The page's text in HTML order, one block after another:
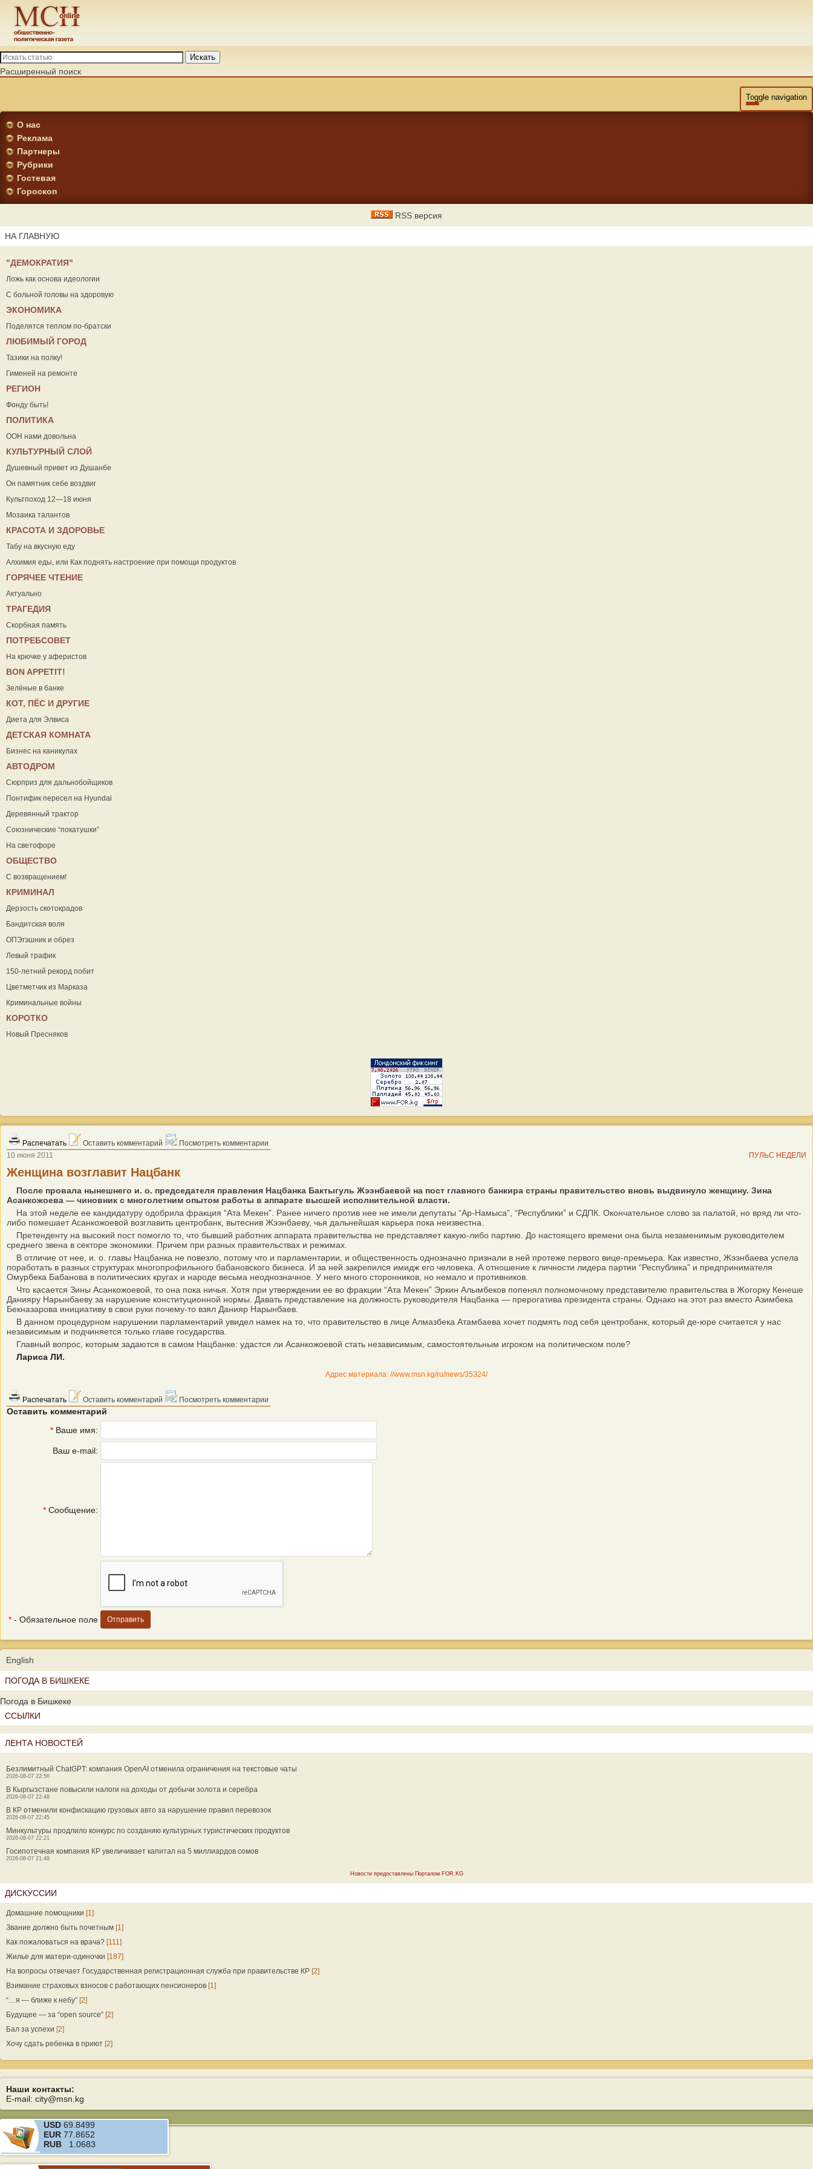
Искать
Расширенный поиск
Toggle navigation
О нас
Реклама
Партнеры
Рубрики
Гостевая
Гороскоп
RSS версия
НА ГЛАВНУЮ
"ДЕМОКРАТИЯ"
Ложь как основа идеологии
С больной головы на здоровую
ЭКОНОМИКА
Поделятся теплом по-братски
ЛЮБИМЫЙ ГОРОД
Тазики на полку!
Гименей на ремонте
РЕГИОН
Фонду быть!
ПОЛИТИКА
ООН нами довольна
КУЛЬТУРНЫЙ СЛОЙ
Душевный привет из Душанбе
Он памятник себе воздвиг
Культпоход 12—18 июня
Мозаика талантов
КРАСОТА И ЗДОРОВЬЕ
Табу на вкусную еду
Алхимия еды, или Как поднять настроение при помощи продуктов
ГОРЯЧЕЕ ЧТЕНИЕ
Актуально
ТРАГЕДИЯ
Скорбная память
ПОТРЕБСОВЕТ
На крючке у аферистов
ВON APPETIT!
Зелёные в банке
КОТ, ПЁС И ДРУГИЕ
Диета для Элвиса
ДЕТСКАЯ КОМНАТА
Бизнес на каникулах
АВТОДРОМ
Сюрприз для дальнобойщиков
Понтифик пересел на Hyundai
Деревянный трактор
Союзнические “покатушки”
На светофоре
ОБЩЕСТВО
С возвращением!
КРИМИНАЛ
Дерзость скотокрадов
Бандитская воля
ОПЭгэшник и обрез
Левый трафик
150-летний рекорд побит
Цветметчик из Марказа
Криминальные войны
КОРОТКО
Новый Пресняков
Распечатать Оставить комментарий
Посмотреть комментарии
10 июня 2011
ПУЛЬС НЕДЕЛИ
Женщина возглавит Нацбанк
После провала нынешнего и. о. председателя правления Нацбанка Бактыгуль Жээнбаевой на пост главного банкира страны правительство вновь выдвинуло женщину. Зина
Асанкожоева — чиновник с многолетним опытом работы в аппарате высшей исполнительной власти.
На этой неделе ее кандидатуру одобрила фракция “Ата Мекен”. Ранее ничего против нее не имели депутаты “Ар-Намыса”, “Республики” и СДПК. Окончательное слово за палатой, но вряд ли что-
либо помешает Асанкожоевой возглавить центробанк, вытеснив Жээнбаеву, чья дальнейшая карьера пока неизвестна.
Претенденту на высокий пост помогло то, что бывший работник аппарата правительства не представляет какую-либо партию. До настоящего времени она была незаменимым руководителем
среднего звена в секторе экономики. Причем при разных правительствах и режимах.
В отличие от нее, и. о. главы Нацбанка не повезло, потому что и парламентарии, и общественность однозначно признали в ней протеже первого вице-премьера. Как известно, Жээнбаева успела
поработать в разных структурах многопрофильного бабановского бизнеса. И за ней закрепился имидж его человека. А отношение к личности лидера партии “Республика” и предпринимателя
Омурбека Бабанова в политических кругах и народе весьма неоднозначное. У него много сторонников, но немало и противников.
Что касается Зины Асанкожоевой, то она пока ничья. Хотя при утверждении ее во фракции “Ата Мекен” Эркин Алымбеков попенял полномочному представителю правительства в Жогорку Кенеше
Данияру Нарынбаеву за нарушение конституционной нормы. Давать представление на должность руководителя Нацбанка — прерогатива президента страны. Однако на этот раз вместо Азимбека
Бекназарова инициативу в свои руки почему-то взял Данияр Нарынбаев.
В данном процедурном нарушении парламентарий увидел намек на то, что правительство в лице Алмазбека Атамбаева хочет подмять под себя центробанк, который де-юре считается у нас
независимым и подчиняется только главе государства.
Главный вопрос, которым задаются в самом Нацбанке: удастся ли Асанкожоевой стать независимым, самостоятельным игроком на политическом поле?
Лариса ЛИ.
Адрес материала: //www.msn.kg/ru/news/35324/
Распечатать Оставить комментарий Посмотреть комментарии
Оставить комментарий
* Ваше имя:
Ваш e-mail:
* Сообщение:
* - Обязательное поле
English
ПОГОДА В БИШКЕКЕ
Погода в Бишкеке
ССЫЛКИ
ЛЕНТА НОВОСТЕЙ
Безлимитный ChatGPT: компания OpenAI отменила ограничения на текстовые чаты
2026-08-07 22:56
В Кыргызстане повысили налоги на доходы от добычи золота и серебра
2026-08-07 22:48
В КР отменили конфискацию грузовых авто за нарушение правил перевозок
2026-08-07 22:45
Минкультуры продлило конкурс по созданию культурных туристических продуктов
2026-08-07 22:21
Госипотечная компания КР увеличивает капитал на 5 миллиардов сомов
2026-08-07 21:48
Новости предоставлены Порталом FOR.KG
ДИСКУССИИ
Домашние помощники [1]
Звание должно быть почетным [1]
Как пожаловаться на врача? [111]
Жилье для матери-одиночки [187]
На вопросы отвечает Государственная регистрационная служба при правительстве КР [2]
Взимание страховых взносов с работающих пенсионеров [1]
“…я — ближе к небу” [2]
Будущее — за “open source” [2]
Бал за успехи [2]
Хочу сдать ребенка в приют [2]
Наши контакты:
E-mail: city@msn.kg
USD 69.8499
EUR 77.8652
RUB 1.0683